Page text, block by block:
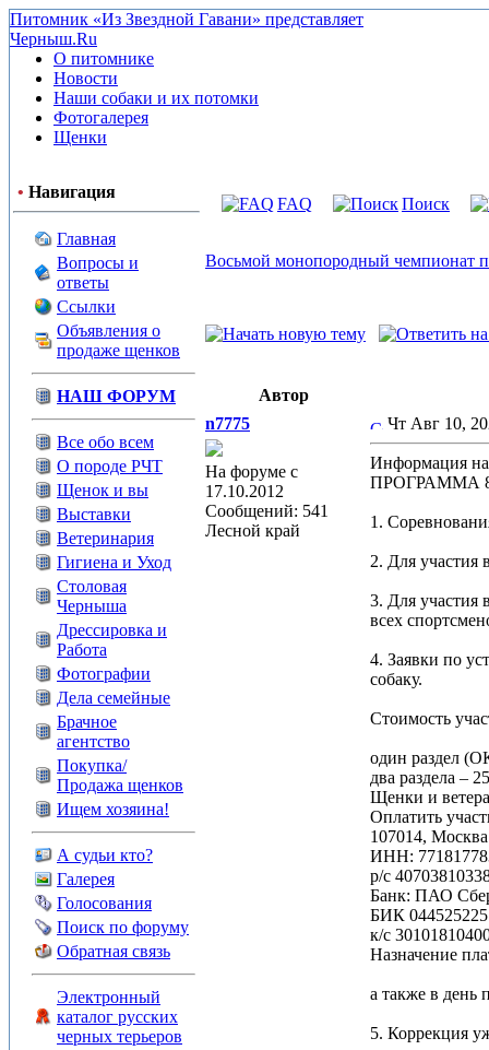
Питомник «Из Звездной Гавани» представляет
Черныш.Ru
О питомнике
Новости
Наши собаки и их потомки
Фотогалерея
Щенки
• Навигация
Главная
Вопросы и
ответы
Ссылки
Объявления о
продаже щенков
НАШ ФОРУМ
Все обо всем
О породе РЧТ
Щенок и вы
Выставки
Ветеринария
Гигиена и Уход
Столовая
Черныша
Дрессировка и
Работа
Фотографии
Дела семейные
Брачное
агентство
Покупка/
Продажа щенков
Ищем хозяина!
А судьи кто?
Галерея
Голосования
Поиск по форуму
Обратная связь
Электронный
каталог русских
черных терьеров
FAQ Поиск
Восьмой монопородный
Автор
n7775
На форуме с
17.10.2012
Сообщений: 541
Лесной край
Чт Авг 10,
Информация
ПРОГРАММА
1.
2. Для участия
3. Для участия
всех
4. Заявки по
собаку.
Стоимость
один раздел
два раздела –
Щенки и
Оплатить
107014,
ИНН:
р/с
Банк: ПАО
БИК 044525225
к/с
Назначение
а также в день
5. Коррекция